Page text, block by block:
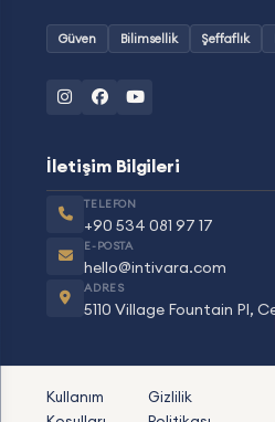
Güven Bilimsellik Şeffaflık
İletişim Bilgileri
TELEFON
+90 534 081 97 17
E-POSTA
hello@intivara.com
ADRES
5110 Village Fountain Pl,
Kullanım
Gizlilik